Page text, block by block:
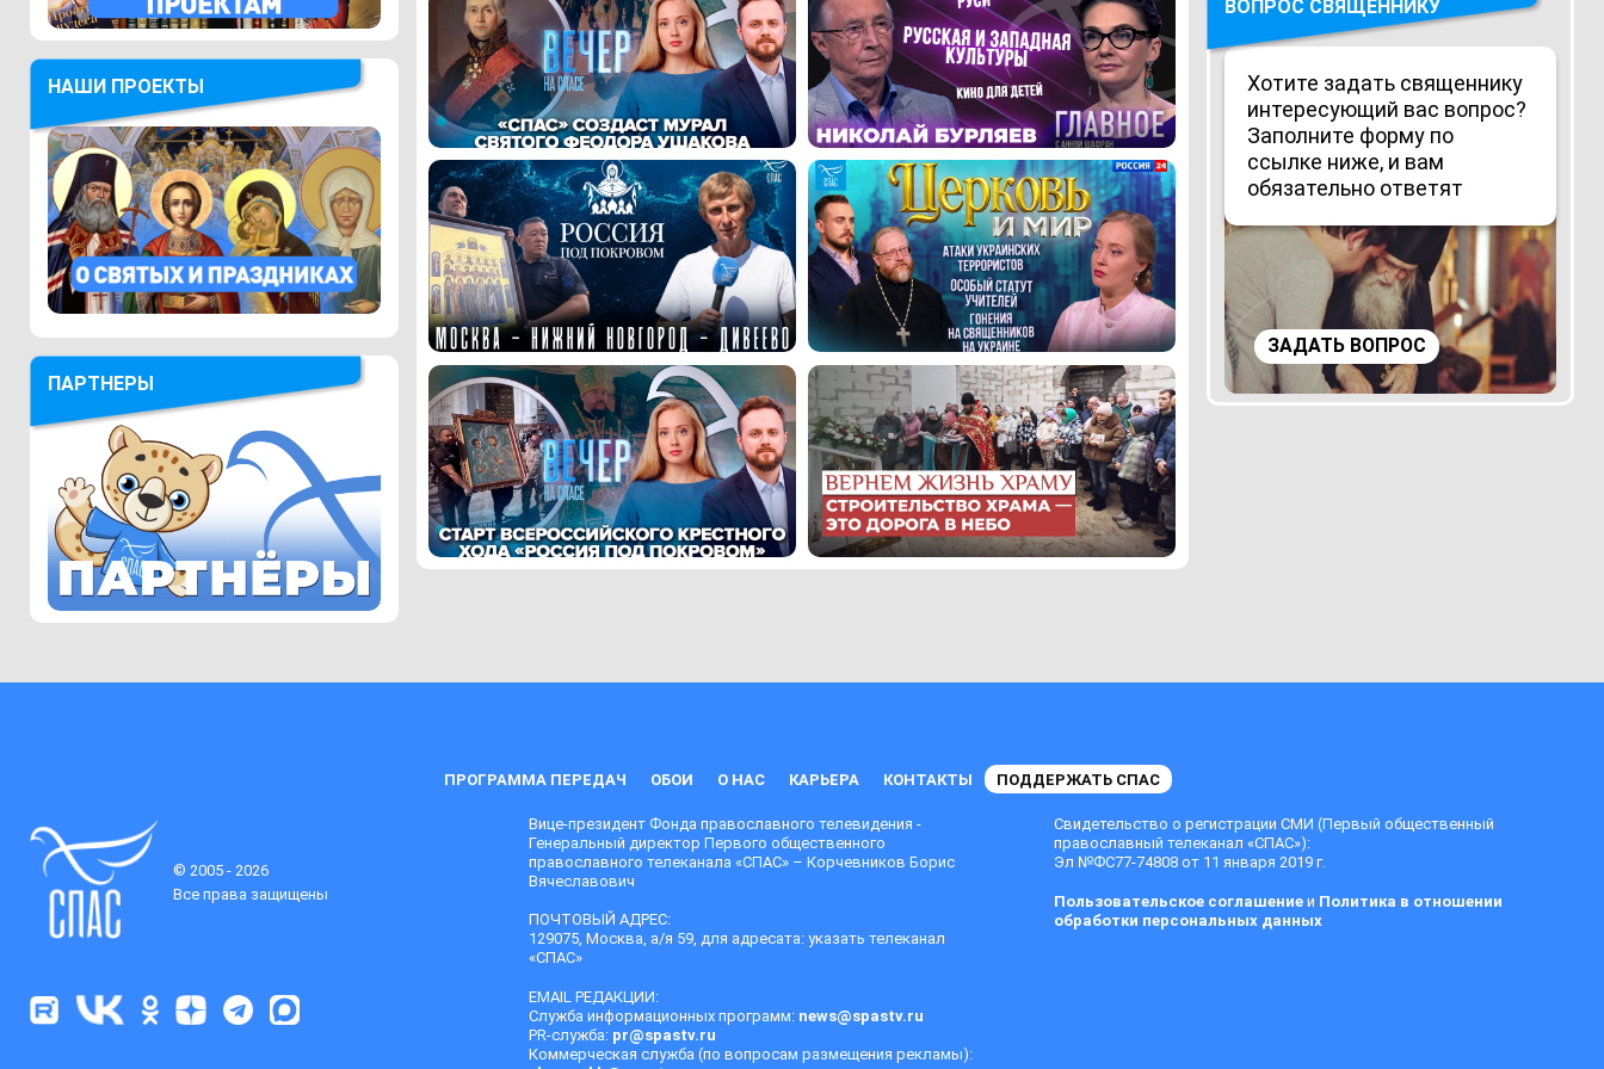
НАШИ ПРОЕКТЫ
ПАРТНЕРЫ
ВОПРОС СВЯЩЕННИКУ
Хотите задать священнику
интересующий вас вопрос?
Заполните форму по
ссылке ниже, и вам
обязательно ответят
ЗАДАТЬ ВОПРОС
ПРОГРАММА ПЕРЕДАЧ ОБОИ О НАС КАРЬЕРА КОНТАКТЫ ПОДДЕРЖАТЬ СПАС
© 2005 - 2026
Все права защищены
Вице-президент Фонда православного телевидения -
Генеральный директор Первого общественного
православного телеканала «СПАС» – Корчевников Борис
Вячеславович
ПОЧТОВЫЙ АДРЕС:
129075, Москва, а/я 59, для адресата: указать телеканал
«СПАС»
EMAIL РЕДАКЦИИ:
Служба информационных программ: news@spastv.ru
PR-служба: pr@spastv.ru
Коммерческая служба (по вопросам размещения рекламы):
Свидетельство о регистрации СМИ (Первый общественный
православный телеканал «СПАС»):
Эл №ФС77-74808 от 11 января 2019 г.
Пользовательское соглашениеи Политика в отношении
обработки персональных данных